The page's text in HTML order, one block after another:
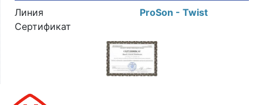
Линия
ProSon - Twist
Сертификат